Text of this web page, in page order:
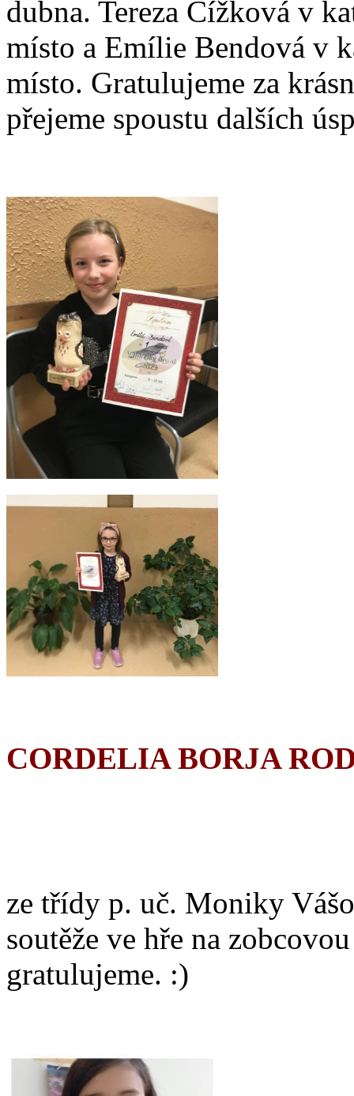
dubna. Tereza Čížková v
místo a Emílie Bendová v
místo. Gratulujeme za
přejeme spoustu dalších
CORDELIA BORJA
ze třídy p. uč. Moniky
soutěže ve hře na
gratulujeme. :)